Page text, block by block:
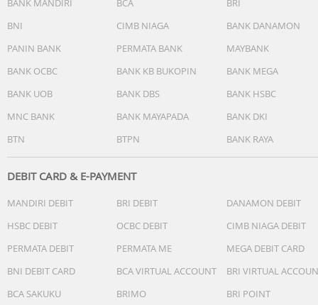
BANK MANDIRI BCA
BRI
BNI
CIMB NIAGA
BANK DANAMON
PANIN BANK
PERMATA BANK
MAYBANK
BANK OCBC
BANK KB BUKOPIN
BANK MEGA
BANK UOB
BANK DBS
BANK HSBC
MNC BANK
BANK MAYAPADA
BANK DKI
BTN
BTPN BANK RAYA
DEBIT CARD & E-PAYMENT
MANDIRI DEBIT BRI DEBIT
DANAMON DEBIT
HSBC DEBIT
OCBC DEBIT
CIMB NIAGA DEBIT
PERMATA DEBIT
PERMATA ME
MEGA DEBIT CARD
BNI DEBIT CARD
BCA VIRTUAL ACCOUNT
BRI VIRTUAL
BCA SAKUKU
BRIMO
BRI POINT